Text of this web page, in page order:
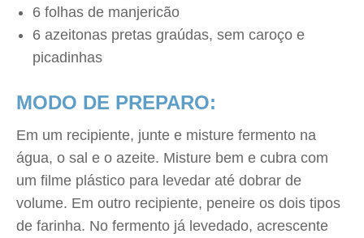
6 folhas de manjericão
6 azeitonas pretas graúdas, sem caroço e
picadinhas
MODO DE PREPARO:
Em um recipiente, junte e misture fermento na
água, o sal e o azeite. Misture bem e cubra com
um filme plástico para levedar até dobrar de
volume. Em outro recipiente, peneire os dois tipos
de farinha. No fermento já levedado, acrescente